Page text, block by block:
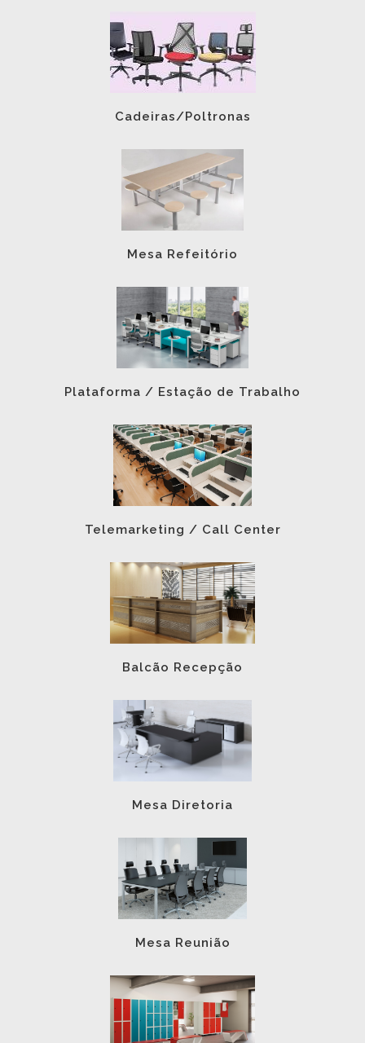
Cadeiras/Poltronas
Mesa Refeitório
Plataforma / Estação de Trabalho
Telemarketing / Call Center
Balcão Recepção
Mesa Diretoria
Mesa Reunião